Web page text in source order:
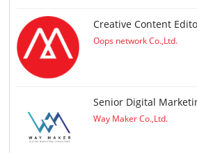
Creative Content
Oops network Co.,Ltd.
Senior Digital
Way Maker Co.,Ltd.